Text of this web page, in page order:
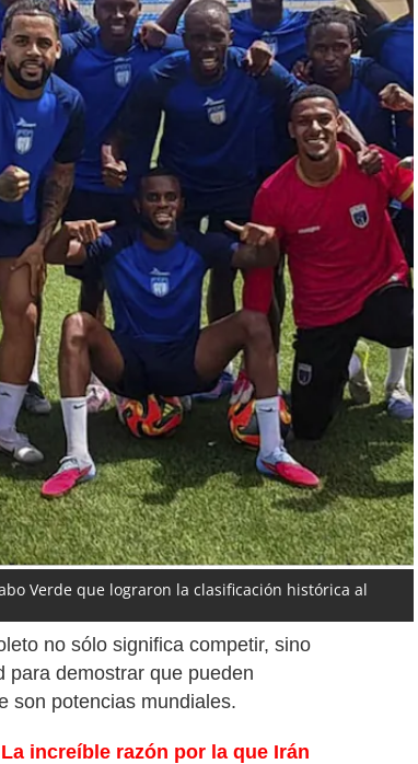
Verde que lograron la clasificación histórica al
no sólo significa competir, sino
para demostrar que pueden
son potencias mundiales.
increíble razón por la que Irán